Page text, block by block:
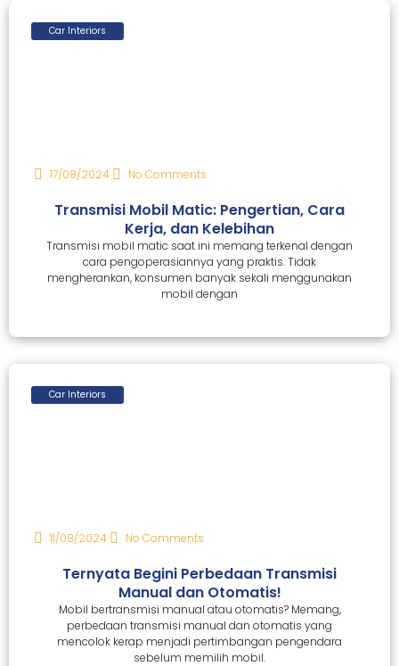
Car Interiors
17/08/2024 No Comments
Transmisi Mobil Matic: Pengertian, Cara
Kerja, dan Kelebihan
Transmisi mobil matic saat ini memang terkenal dengan
cara pengoperasiannya yang praktis. Tidak
mengherankan, konsumen banyak sekali menggunakan
mobil dengan
Car Interiors
11/08/2024 No Comments
Ternyata Begini Perbedaan Transmisi
Manual dan Otomatis!
Mobil bertransmisi manual atau otomatis? Memang,
perbedaan transmisi manual dan otomatis yang
mencolok kerap menjadi pertimbangan pengendara
sebelum memilih mobil.